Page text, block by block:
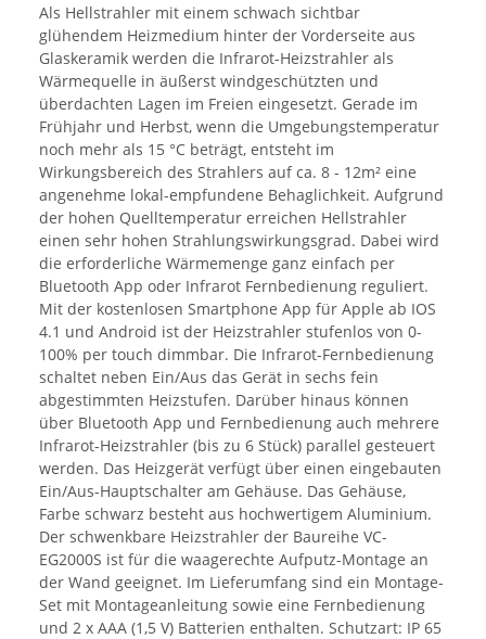
Als Hellstrahler mit einem schwach sichtbar
glühendem Heizmedium hinter der Vorderseite aus
Glaskeramik werden die Infrarot-Heizstrahler als
Wärmequelle in äußerst windgeschützten und
überdachten Lagen im Freien eingesetzt. Gerade im
Frühjahr und Herbst, wenn die Umgebungstemperatur
noch mehr als 15 °C beträgt, entsteht im
Wirkungsbereich des Strahlers auf ca. 8 - 12m² eine
angenehme lokal-empfundene Behaglichkeit. Aufgrund
der hohen Quelltemperatur erreichen Hellstrahler
einen sehr hohen Strahlungswirkungsgrad. Dabei wird
die erforderliche Wärmemenge ganz einfach per
Bluetooth App oder Infrarot Fernbedienung reguliert.
Mit der kostenlosen Smartphone App für Apple ab IOS
4.1 und Android ist der Heizstrahler stufenlos von 0-
100% per touch dimmbar. Die Infrarot-Fernbedienung
schaltet neben Ein/Aus das Gerät in sechs fein
abgestimmten Heizstufen. Darüber hinaus können
über Bluetooth App und Fernbedienung auch mehrere
Infrarot-Heizstrahler (bis zu 6 Stück) parallel gesteuert
werden. Das Heizgerät verfügt über einen eingebauten
Ein/Aus-Hauptschalter am Gehäuse. Das Gehäuse,
Farbe schwarz besteht aus hochwertigem Aluminium.
Der schwenkbare Heizstrahler der Baureihe VC-
EG2000S ist für die waagerechte Aufputz-Montage an
der Wand geeignet. Im Lieferumfang sind ein Montage-
Set mit Montageanleitung sowie eine Fernbedienung
und 2 x AAA (1,5 V) Batterien enthalten. Schutzart: IP 65